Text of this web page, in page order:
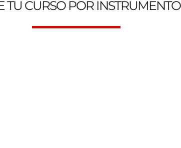
TU CURSO POR INSTRUMENTO